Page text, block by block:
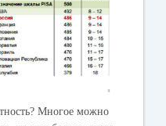
Многое можно